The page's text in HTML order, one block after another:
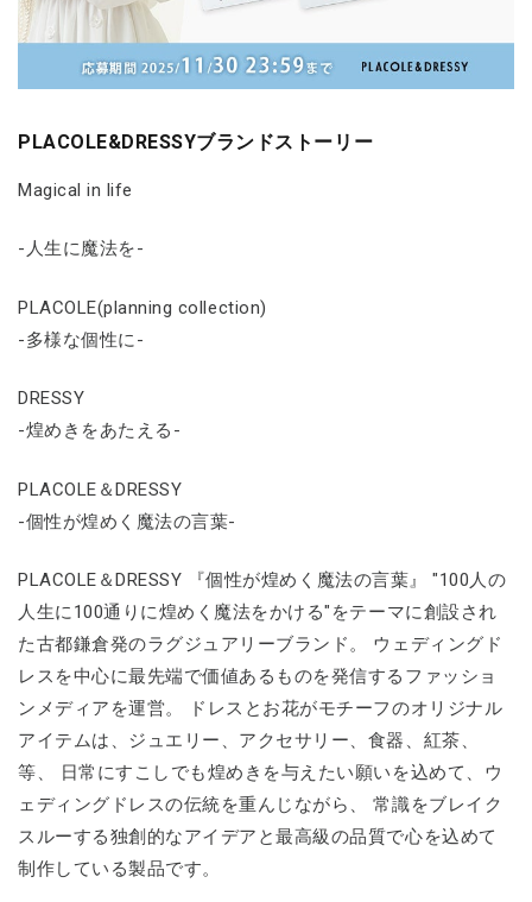
PLACOLE&DRESSYブランドストーリー
Magical in life
-人生に魔法を-
PLACOLE(planning collection)
-多様な個性に-
DRESSY
-煌めきをあたえる-
PLACOLE＆DRESSY
-個性が煌めく魔法の言葉-
PLACOLE＆DRESSY 『個性が煌めく魔法の言葉』 "100人の
人生に100通りに煌めく魔法をかける"をテーマに創設され
た古都鎌倉発のラグジュアリーブランド。 ウェディングド
レスを中心に最先端で価値あるものを発信するファッショ
ンメディアを運営。 ドレスとお花がモチーフのオリジナル
アイテムは、ジュエリー、アクセサリー、食器、紅茶、
等、 日常にすこしでも煌めきを与えたい願いを込めて、ウ
ェディングドレスの伝統を重んじながら、 常識をブレイク
スルーする独創的なアイデアと最高級の品質で心を込めて
制作している製品です。